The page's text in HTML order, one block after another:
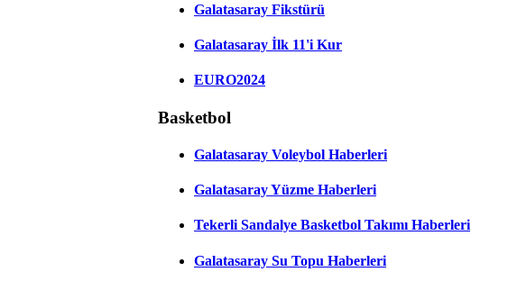
Galatasaray Fikstürü
Galatasaray İlk 11'i Kur
EURO2024
Basketbol
Galatasaray Voleybol Haberleri
Galatasaray Yüzme Haberleri
Tekerli Sandalye Basketbol Takımı Haberleri
Galatasaray Su Topu Haberleri